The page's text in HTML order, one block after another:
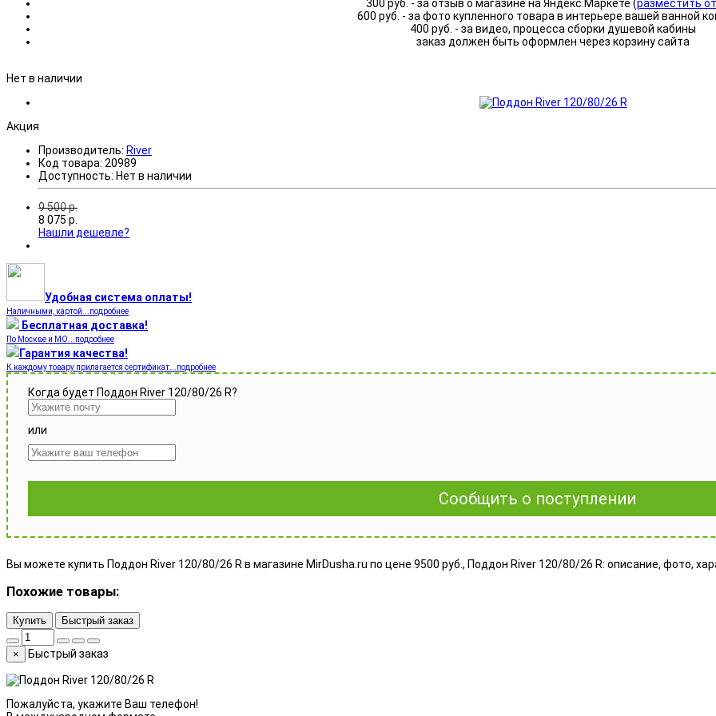
300 руб. - за отзыв о магазине на Яндекс.Маркете (разместить
600 руб. - за фото купленного товара в интерьере вашей ванной
400 руб. - за видео, процесса сборки душевой кабины
заказ должен быть оформлен через корзину сайта
Нет в наличии
Акция
Производитель: River
Код товара: 20989
Доступность: Нет в наличии
9 500р.
8 075 р.
Нашли дешевле?
Удобная система оплаты!
Наличными, картой...подробнее
Бесплатная доставка!
По Москве и МО...подробнее
Гарантия качества!
К каждому товару прилагается сертификат...подробнее
Когда будет Поддон River 120/80/26 R?
или
Сообщить о поступлении
Вы можете купить Поддон River 120/80/26 R в магазине MirDusha.ru по цене 9500 руб., Поддон River 120/80/26 R: описание, фото,
Похожие товары:
Купить Быстрый заказ
× Быстрый заказ
Пожалуйста, укажите Ваш телефон!